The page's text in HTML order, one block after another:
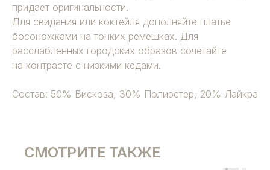
придает оригинальности.
Для свидания или коктейля дополняйте платье
босоножками на тонких ремешках. Для
расслабленных городских образов сочетайте
на контрасте с низкими кедами.
Состав: 50% Вискоза, 30% Полиэстер, 20% Лайкра
СМОТРИТЕ ТАКЖЕ